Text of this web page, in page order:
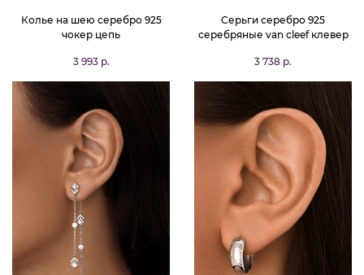
Колье на шею серебро 925
чокер цепь
3 993 р.
Серьги серебро 925
серебряные van cleef клевер
3 738 р.